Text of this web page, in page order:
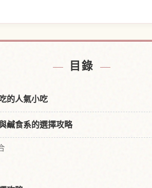
目錄
的人氣小吃
鹹食系的選擇攻略